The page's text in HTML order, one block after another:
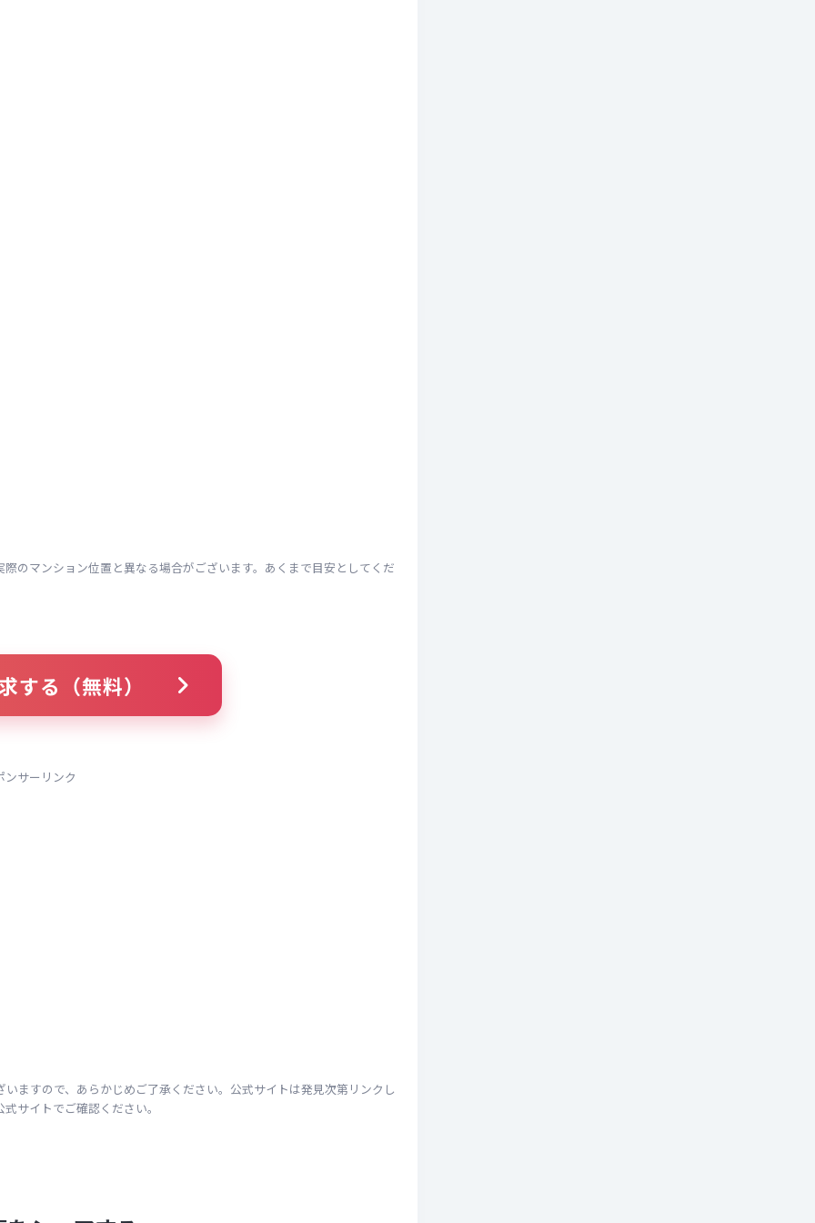
のマンション位置と異なる場合がございます。あくまで目安としてくだ
する（無料）
ンサーリンク
ますので、あらかじめご了承ください。公式サイトは発見次第リンクし
サイトでご確認ください。